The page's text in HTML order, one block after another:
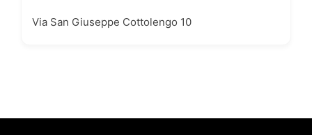
Via San Giuseppe Cottolengo 10